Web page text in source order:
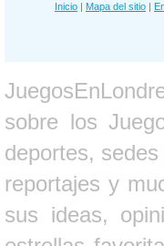
Inicio | Mapa del sitio |
sobre los
deportes,
reportajes y
sus ideas,